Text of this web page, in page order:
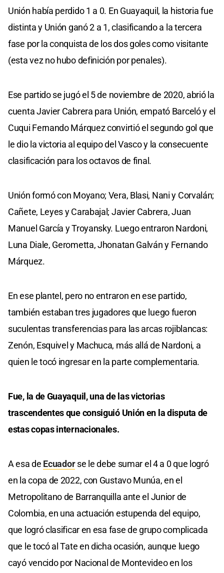
Unión había perdido 1 a 0. En Guayaquil, la historia fue
distinta y Unión ganó 2 a 1, clasificando a la tercera
fase por la conquista de los dos goles como visitante
(esta vez no hubo definición por penales).
Ese partido se jugó el 5 de noviembre de 2020, abrió la
cuenta Javier Cabrera para Unión, empató Barceló y el
Cuqui Fernando Márquez convirtió el segundo gol que
le dio la victoria al equipo del Vasco y la consecuente
clasificación para los octavos de final.
Unión formó con Moyano; Vera, Blasi, Nani y Corvalán;
Cañete, Leyes y Carabajal; Javier Cabrera, Juan
Manuel García y Troyansky. Luego entraron Nardoni,
Luna Diale, Gerometta, Jhonatan Galván y Fernando
Márquez.
En ese plantel, pero no entraron en ese partido,
también estaban tres jugadores que luego fueron
suculentas transferencias para las arcas rojiblancas:
Zenón, Esquivel y Machuca, más allá de Nardoni, a
quien le tocó ingresar en la parte complementaria.
Fue, la de Guayaquil, una de las victorias
trascendentes que consiguió Unión en la disputa de
estas copas internacionales.
A esa de Ecuadorse le debe sumar el 4 a 0 que logró
en la copa de 2022, con Gustavo Munúa, en el
Metropolitano de Barranquilla ante el Junior de
Colombia, en una actuación estupenda del equipo,
que logró clasificar en esa fase de grupo complicada
que le tocó al Tate en dicha ocasión, aunque luego
cayó vencido por Nacional de Montevideo en los